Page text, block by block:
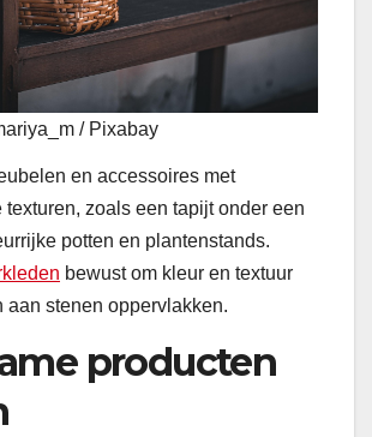
/ Pixabay
en accessoires met
zoals een tapijt onder een
potten en plantenstands.
bewust om kleur en textuur
aan stenen oppervlakken.
producten